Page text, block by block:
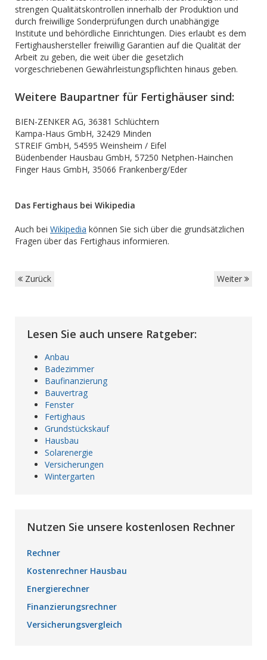
strengen Qualitätskontrollen innerhalb der Produktion und
durch freiwillige Sonderprüfungen durch unabhängige
Institute und behördliche Einrichtungen. Dies erlaubt es dem
Fertighaushersteller freiwillig Garantien auf die Qualität der
Arbeit zu geben, die weit über die gesetzlich
vorgeschriebenen Gewährleistungspflichten hinaus geben.
Weitere Baupartner für Fertighäuser sind:
BIEN-ZENKER AG, 36381 Schlüchtern
Kampa-Haus GmbH, 32429 Minden
STREIF GmbH, 54595 Weinsheim / Eifel
Büdenbender Hausbau GmbH, 57250 Netphen-Hainchen
Finger Haus GmbH, 35066 Frankenberg/Eder
Das Fertighaus bei Wikipedia
Auch bei Wikipedia können Sie sich über die grundsätzlichen
Fragen über das Fertighaus informieren.
Zurück Weiter
Lesen Sie auch unsere Ratgeber:
Anbau
Badezimmer
Baufinanzierung
Bauvertrag
Fenster
Fertighaus
Grundstückskauf
Hausbau
Solarenergie
Versicherungen
Wintergarten
Nutzen Sie unsere kostenlosen Rechner
Rechner
Kostenrechner Hausbau
Energierechner
Finanzierungsrechner
Versicherungsvergleich